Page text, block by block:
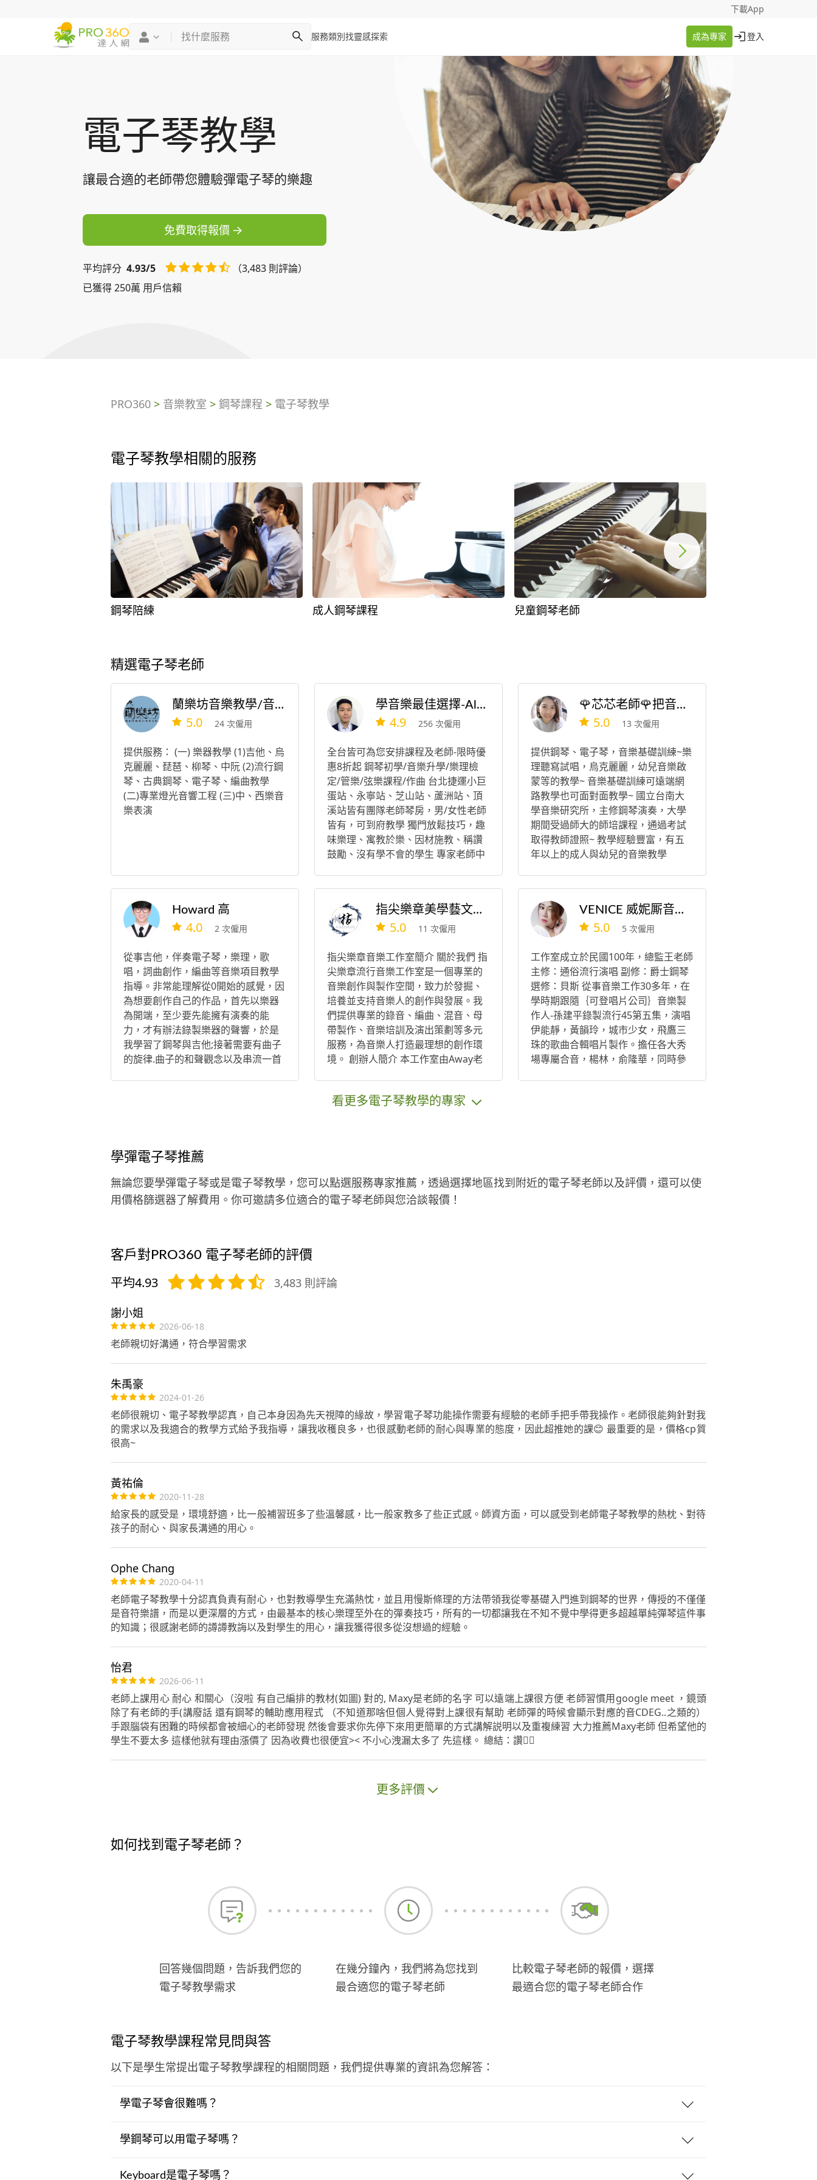
下載App
服務類別找靈感探索 成為專家 登入
成為專家
登入
電子琴教學
讓最合適的老師帶您體驗彈電子琴的樂趣
免費取得報價
平均評分 4.93/5
（3,483 則評論）
已獲得 250萬 用戶信賴
PRO360> 音樂教室 > 鋼琴課程 > 電子琴教學
電子琴教學相關的服務
鋼琴陪練 成人鋼琴課程 兒童鋼琴老師
精選電子琴老師
蘭樂坊音樂教學/音響燈光
5.0 24 次僱用
提供服務： (一) 樂器教學 (1)吉他、烏
克麗麗、琵琶、柳琴、中阮 (2)流行鋼
琴、古典鋼琴、電子琴、編曲教學
(二)專業燈光音響工程 (三)中、西樂音
樂表演
學音樂最佳選擇-Albert老師全台教育團隊2026
4.9 256 次僱用
全台皆可為您安排課程及老師-限時優
惠8折起 鋼琴初學/音樂升學/樂理檢
定/管樂/弦樂課程/作曲 台北捷運小巨
蛋站、永寧站、芝山站、蘆洲站、頂
溪站皆有團隊老師琴房，男/女性老師
皆有，可到府教學 獨門放鬆技巧，趣
味樂理、寓教於樂、因材施教、稱讚
鼓勵、沒有學不會的學生 專家老師中
老師培訓 幫助學生正取台北市音樂班
及國立大學音樂系、轉學考正取唯一
市皆有學生專程上台北學習、亦有馬
來西亞等海外遠端視訊教學 #台北學
鋼琴 #古典/流行/爵士 #電子琴 #作
曲 #音樂系考試加強 #音樂輔系加強 #
音樂班考試加強 #音樂比賽 #樂理 #試
唱聽寫 #對位法/曲式學/和聲學/管弦
樂法 #自彈自唱 #即興演奏
🌹芯芯老師🌹把音樂變簡單😉流行/古典鋼琴🧡烏克👑樂理
5.0 13 次僱用
提供鋼琴、電子琴，音樂基礎訓練~樂
理聽寫試唱，烏克麗麗，幼兒音樂啟
蒙等的教學~ 音樂基礎訓練可遠端網
路教學也可面對面教學~ 國立台南大
學音樂研究所，主修鋼琴演奏，大學
期間受過師大的師培課程，通過考試
取得教師證照~ 教學經驗豐富，有五
年以上的成人與幼兒的音樂教學
Howard 高
4.0 2 次僱用
從事吉他，伴奏電子琴，樂理，歌
唱，詞曲創作，編曲等音樂項目教學
指導。非常能理解從0開始的感覺，因
為想要創作自己的作品，首先以樂器
為開端，至少要先能擁有演奏的能
力，才有辦法錄製樂器的聲響，於是
我學習了鋼琴與吉他;接著需要有曲子
的旋律.曲子的和聲觀念以及串流一首
高深的樂理概念。 這一路上，累積了
許多的歷練，也貫通了音樂的本質和
演化，它的看不見和摸不著很是虛構;
卻又很真實的與人類的情感碰撞，我
想這就是音樂的迷人之處。
指尖樂章美學藝文空間
5.0 11 次僱用
指尖樂章音樂工作室簡介 關於我們 指
尖樂章流行音樂工作室是一個專業的
音樂創作與製作空間，致力於發掘、
培養並支持音樂人的創作與發展。我
們提供專業的錄音、編曲、混音、母
帶製作、音樂培訓及演出策劃等多元
服務，為音樂人打造最理想的創作環
境。 創辦人簡介 本工作室由Away老
光發熱。他曾擔任香港英皇娛樂集團
在編曲、音樂製作與表演藝術方面有
深厚造詣，致力於將專業的音樂經驗
傳授給新一代音樂人。 我們的服務 1.
與母帶處理 • 由經驗豐富的混音師與
母帶工程師操刀，提升音樂的層次感
演出與活動策劃 • 協助音樂人籌備演
及技術支持，確保完美呈現舞台效
果。 我們的優勢 • 專業設備：配備高
提供全方位音樂製作服務。 無論你是
VENICE 威妮厮音樂活動企劃
5.0 5 次僱用
工作室成立於民國100年，總監王老師
主修：通俗流行演唱 副修：爵士鋼琴
選修：貝斯 從事音樂工作30多年，在
學時期跟隨｛可登唱片公司｝音樂製
作人-孫建平錄製流行45第五集，演唱
伊能靜，黃韻玲，城市少女，飛鷹三
珠的歌曲合輯唱片製作。擔任各大秀
場專屬合音，楊林，俞隆華，同時參
的服務囉！！ 服務項目： 樂團演出/
派對演出/婚禮表演/活動主持/樂器教
看更多電子琴教學的專家
學彈電子琴推薦
無論您要學彈電子琴或是電子琴教學，您可以點選服務專家推薦，透過選擇地區找到附近的電子琴老師以及評價，還可以使
用價格篩選器了解費用。你可邀請多位適合的電子琴老師與您洽談報價！
客戶對PRO360 電子琴老師的評價
平均4.93 3,483 則評論
謝小姐
2026-06-18
老師親切好溝通，符合學習需求
朱禹豪
2024-01-26
老師很親切、電子琴教學認真，自己本身因為先天視障的緣故，學習電子琴功能操作需要有經驗的老師手把手帶我操作。老師很能夠針對我
的需求以及我適合的教學方式給予我指導，讓我收穫良多，也很感動老師的耐心與專業的態度，因此超推她的課😊 最重要的是，價格cp質
很高~
黃祐倫
2020-11-28
給家長的感受是，環境舒適，比一般補習班多了些溫馨感，比一般家教多了些正式感。師資方面，可以感受到老師電子琴教學的熱枕、對待
孩子的耐心、與家長溝通的用心。
Ophe Chang
2020-04-11
老師電子琴教學十分認真負責有耐心，也對教導學生充滿熱忱，並且用慢斯條理的方法帶領我從零基礎入門進到鋼琴的世界，傳授的不僅僅
是音符樂譜，而是以更深層的方式，由最基本的核心樂理至外在的彈奏技巧，所有的一切都讓我在不知不覺中學得更多超越單純彈琴這件事
的知識；很感謝老師的譐譐教誨以及對學生的用心，讓我獲得很多從沒想過的經驗。
怡君
2026-06-11
老師上課用心 耐心 和關心（沒啦 有自己編排的教材(如圖) 對的, Maxy是老師的名字 可以遠端上課很方便 老師習慣用google meet ，鏡頭
除了有老師的手(講廢話 還有鋼琴的輔助應用程式 （不知道那啥但個人覺得對上課很有幫助 老師彈的時候會顯示對應的音CDEG..之類的）
手跟腦袋有困難的時候都會被細心的老師發現 然後會要求你先停下來用更簡單的方式講解説明以及重複練習 大力推薦Maxy老師 但希望他的
學生不要太多 這樣他就有理由漲價了 因為收費也很便宜>< 不小心洩漏太多了 先這樣。 總結：讚👍🏻
更多評價
如何找到電子琴老師？
回答幾個問題，告訴我們您的
電子琴教學需求
在幾分鐘內，我們將為您找到
最合適您的電子琴老師
比較電子琴老師的報價，選擇
最適合您的電子琴老師合作
電子琴教學課程常見問與答
以下是學生常提出電子琴教學課程的相關問題，我們提供專業的資訊為您解答：
學電子琴會很難嗎？
學鋼琴可以用電子琴嗎？
Keyboard是電子琴嗎？